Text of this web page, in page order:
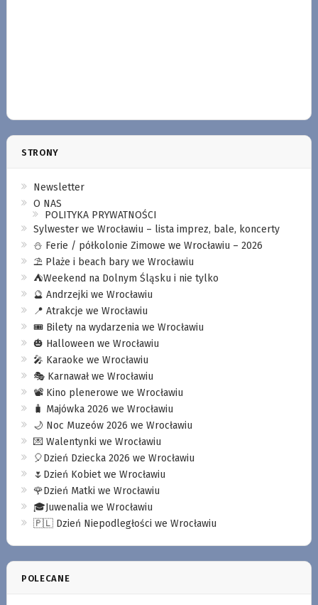
STRONY
Newsletter
O NAS
POLITYKA PRYWATNOŚCI
Sylwester we Wrocławiu – lista imprez, bale, koncerty
⛄️ Ferie / półkolonie Zimowe we Wrocławiu – 2026
⛱️ Plaże i beach bary we Wrocławiu
⛺️Weekend na Dolnym Śląsku i nie tylko
🔮 Andrzejki we Wrocławiu
📍 Atrakcje we Wrocławiu
🎟️ Bilety na wydarzenia we Wrocławiu
🎃 Halloween we Wrocławiu
🎤 Karaoke we Wrocławiu
🎭 Karnawał we Wrocławiu
📽️ Kino plenerowe we Wrocławiu
🧳 Majówka 2026 we Wrocławiu
🌙 Noc Muzeów 2026 we Wrocławiu
💌 Walentynki we Wrocławiu
🎈Dzień Dziecka 2026 we Wrocławiu
🌷Dzień Kobiet we Wrocławiu
🌹Dzień Matki we Wrocławiu
🎓Juwenalia we Wrocławiu
🇵🇱 Dzień Niepodległości we Wrocławiu
POLECANE